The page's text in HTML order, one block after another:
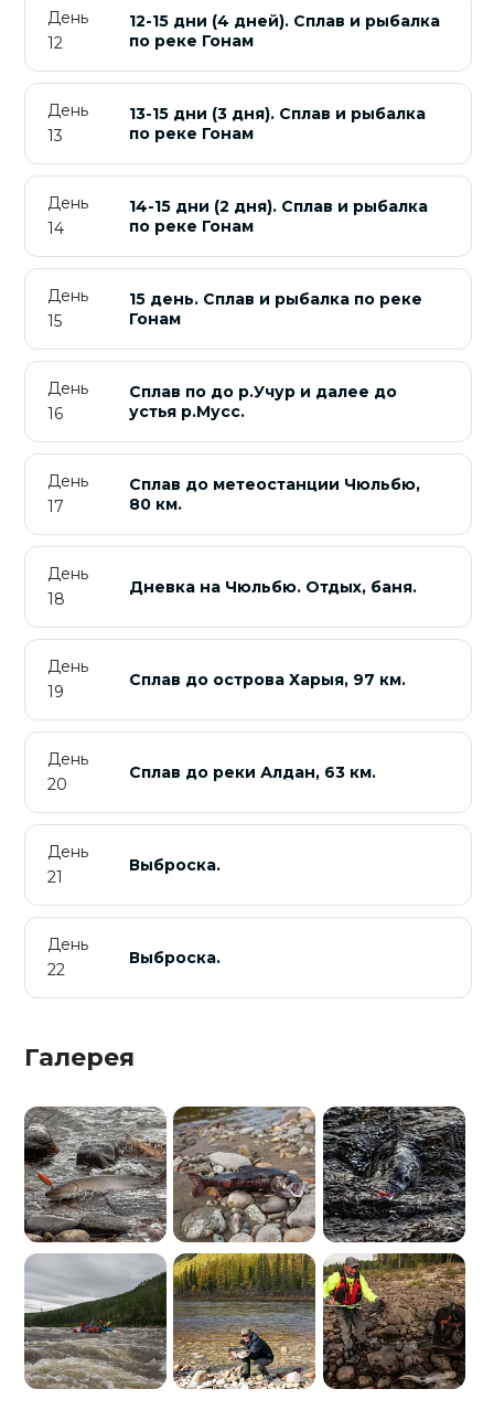
День
12
12-15 дни (4 дней). Сплав и рыбалка
по реке Гонам
День
13
13-15 дни (3 дня). Сплав и рыбалка
по реке Гонам
День
14
14-15 дни (2 дня). Сплав и рыбалка
по реке Гонам
День
15
15 день. Сплав и рыбалка по реке
Гонам
День
16
Сплав по до р.Учур и далее до
устья р.Мусс.
День
17
Сплав до метеостанции Чюльбю,
80 км.
День
18
Дневка на Чюльбю. Отдых, баня.
День
19
Сплав до острова Харыя, 97 км.
День
20
Сплав до реки Алдан, 63 км.
День
21
Выброска.
День
22
Выброска.
Галерея